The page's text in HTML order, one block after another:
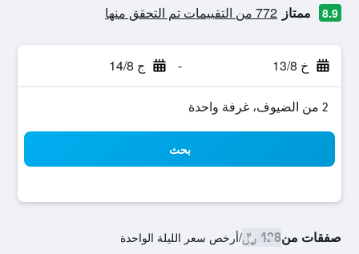
8.9 ممتاز 772 من التقييمات تم التحقق منها
خ 13/8 - ج 14/8
2 من الضيوف، غرفة واحدة
بحث
صفقات من428 ﷼ /أرخص سعر الليلة الواحدة